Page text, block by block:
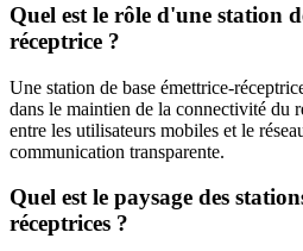
Quel est le rôle d'une station
réceptrice ?
Une station de base émettrice-
dans le maintien de la connectivité du
entre les utilisateurs mobiles et le
communication transparente.
Quel est le paysage des
réceptrices ?